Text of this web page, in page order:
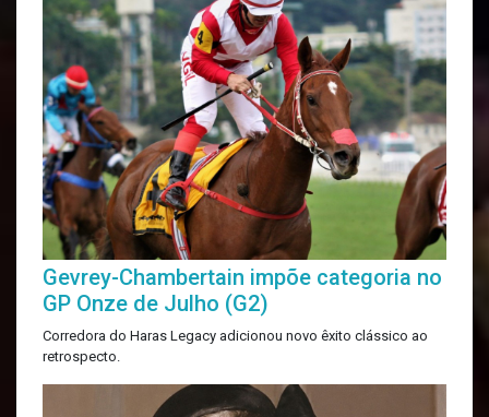
Gevrey-Chambertain impõe categoria no
GP Onze de Julho (G2)
Corredora do Haras Legacy adicionou novo êxito clássico ao
retrospecto.